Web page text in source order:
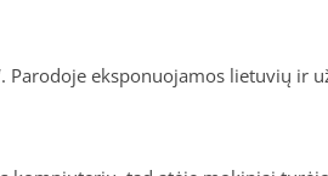
. Parodoje eksponuojamos lietuvių ir